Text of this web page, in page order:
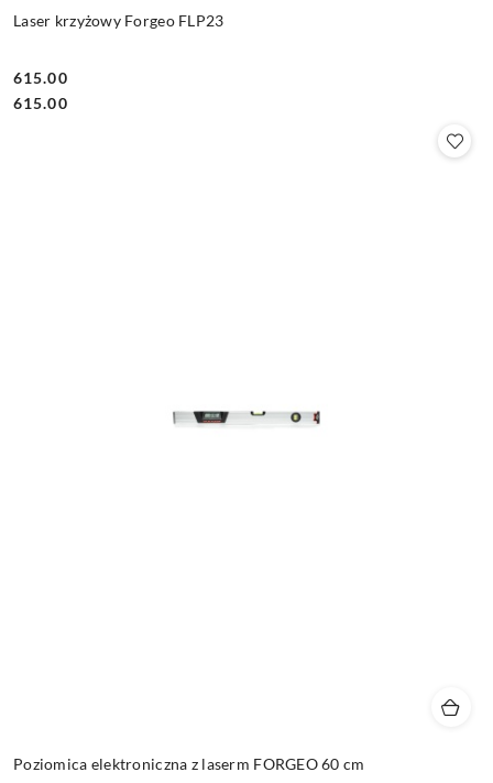
Laser krzyżowy Forgeo FLP23
Cena:
615.00
Cena:
615.00
Poziomica elektroniczna z laserm FORGEO 60 cm